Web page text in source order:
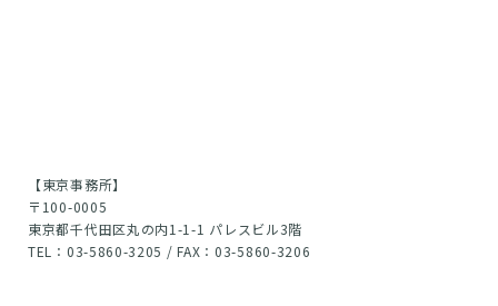
【東京事務所】
〒100-0005
東京都千代田区丸の内1-1-1 パレスビル3階
TEL：03-5860-3205 / FAX：03-5860-3206